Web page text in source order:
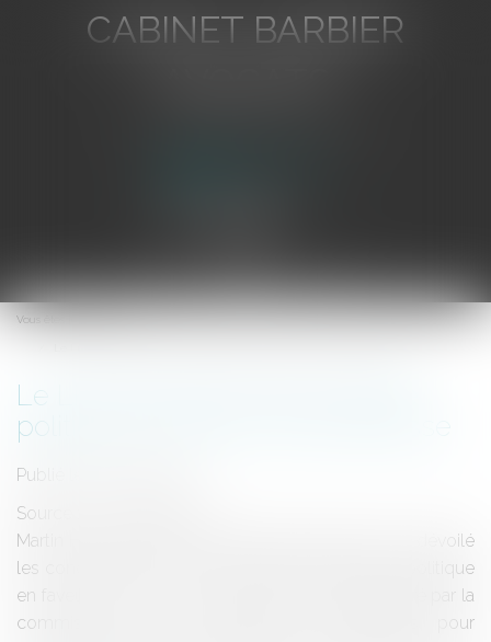
CABINET BARBIER
Ouvrir
le
Vous êtes ici :
Le Livre vert pour une nouvelle
politique en faveur de la jeunesse
Publié le :
Source :
Martin Hirsch, le haut commissaire à la jeunesse, a dévoilé
les conclusions du Livre vert intitulé "Refonder la politique
en faveur des 16-25 ans entre 2010 et 2015", élaboré par la
commission sur la jeunesse.57 propositions pour